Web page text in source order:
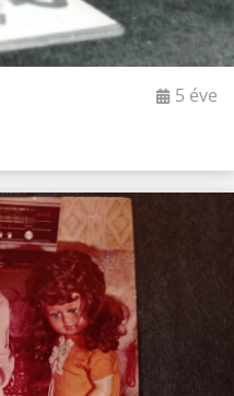
5 éve